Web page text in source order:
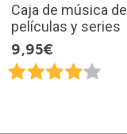
Caja de música de
películas y series
9,95€